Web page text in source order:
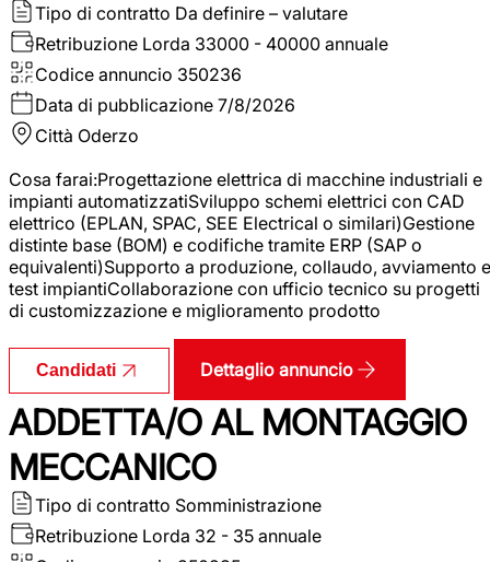
Tipo di contratto Da definire – valutare
Retribuzione Lorda 33000 - 40000 annuale
Codice annuncio 350236
Data di pubblicazione 7/8/2026
Città Oderzo
Cosa farai:Progettazione elettrica di macchine industriali e
impianti automatizzatiSviluppo schemi elettrici con CAD
elettrico (EPLAN, SPAC, SEE Electrical o similari)Gestione
distinte base (BOM) e codifiche tramite ERP (SAP o
equivalenti)Supporto a produzione, collaudo, avviamento e
test impiantiCollaborazione con ufficio tecnico su progetti
di customizzazione e miglioramento prodotto
Candidati Dettaglio annuncio
ADDETTA/O AL MONTAGGIO
MECCANICO
Tipo di contratto Somministrazione
Retribuzione Lorda 32 - 35 annuale